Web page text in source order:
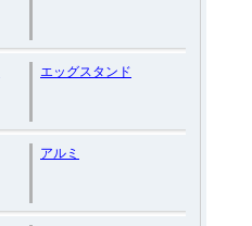
エッグスタンド
アルミ